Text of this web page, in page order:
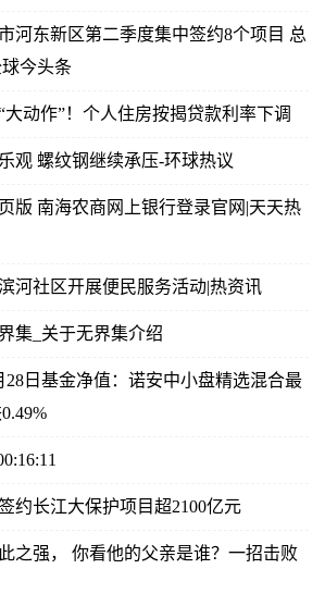
河东新区第二季度集中签约8个项目 总
今头条
动作”！个人住房按揭贷款利率下调
观 螺纹钢继续承压-环球热议
版 南海农商网上银行登录官网|天天热
河社区开展便民服务活动|热资讯
集_关于无界集介绍
28日基金净值：诺安中小盘精选混合最
约长江大保护项目超2100亿元
之强， 你看他的父亲是谁？一招击败